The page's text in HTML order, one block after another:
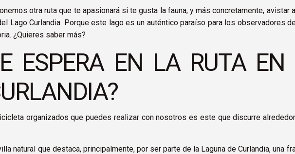
otra ruta que te apasionará si te gusta la fauna, y más concretamente, avistar
Lago Curlandia. Porque este lago es un auténtico paraíso para los observadores
¿Quieres saber más?
ESPERA EN LA RUTA
organizados que puedes realizar con nosotros es este que discurre
natural que destaca, principalmente, por ser parte de la Laguna de Curlandia, una